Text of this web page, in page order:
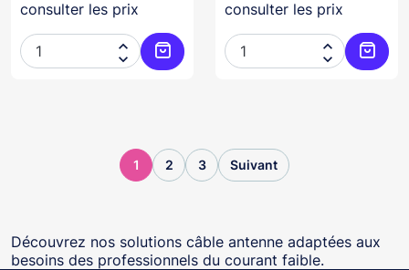
consulter les prix


Ajouter au panier
consulter les prix


1 2 3 Suivant
Découvrez nos solutions câble antenne adaptées aux
besoins des professionnels du courant faible.